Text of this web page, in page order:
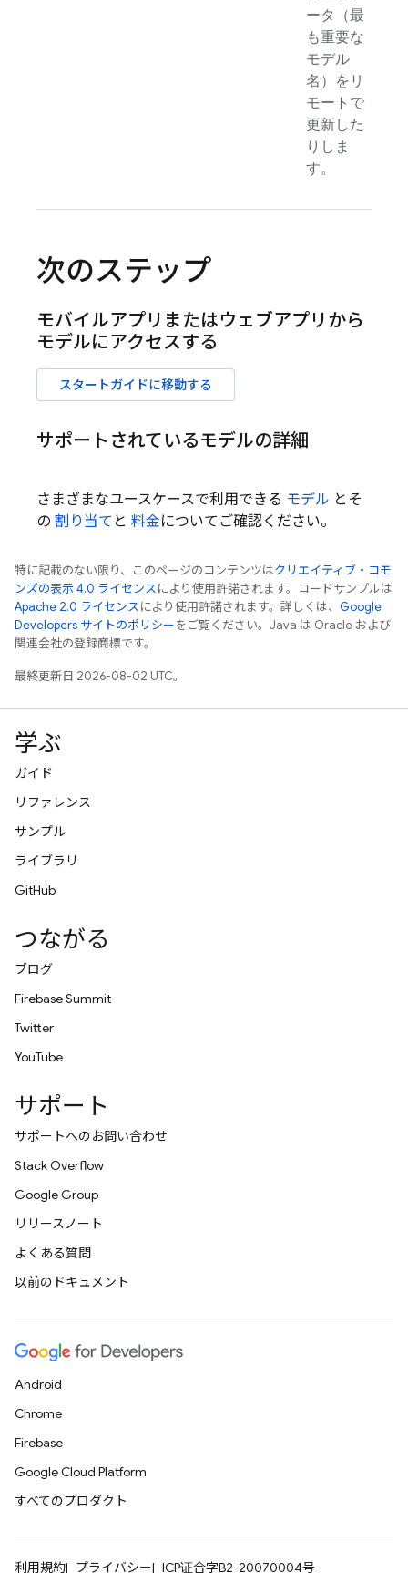
ータ（最
も重要な
モデル
名）をリ
モートで
更新した
りしま
す。
次のステップ
モバイルアプリまたはウェブアプリから
モデルにアクセスする
スタートガイドに移動する
サポートされているモデルの詳細
さまざまなユースケースで利用できる モデル とそ
の 割り当て と 料金についてご確認ください。
特に記載のない限り、このページのコンテンツはクリエイティブ・コモ
ンズの表示 4.0 ライセンスにより使用許諾されます。コードサンプルは
Apache 2.0 ライセンスにより使用許諾されます。詳しくは、 Google
Developers サイトのポリシーをご覧ください。Java は Oracle および
関連会社の登録商標です。
最終更新日 2026-08-02 UTC。
学ぶ
ガイド
リファレンス
サンプル
ライブラリ
GitHub
つながる
ブログ
Firebase Summit
Twitter
YouTube
サポート
サポートへのお問い合わせ
Stack Overflow
Google Group
リリースノート
よくある質問
以前のドキュメント
Android
Chrome
Firebase
Google Cloud Platform
すべてのプロダクト
利用規約 プライバシー ICP证合字B2-20070004号